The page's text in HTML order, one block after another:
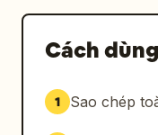
}
Cách
1 Sao chép